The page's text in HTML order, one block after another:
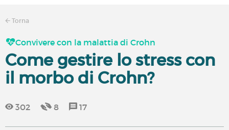
Torna
Convivere con la malattia di Crohn
Come gestire lo stress con
il morbo di Crohn?
302 8 17